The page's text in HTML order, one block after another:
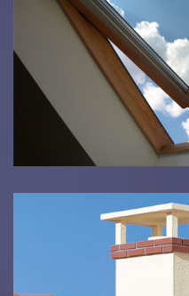
Pose de velux